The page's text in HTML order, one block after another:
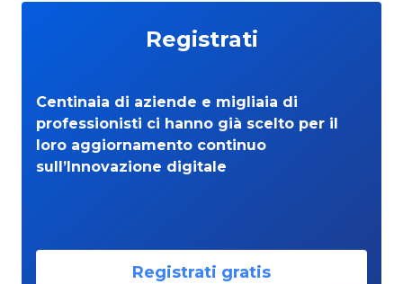
Registrati
Centinaia di aziende e migliaia di
professionisti ci hanno già scelto per il
loro aggiornamento continuo
sull’Innovazione digitale
Registrati gratis